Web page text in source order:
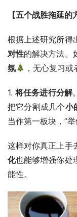
【五个战胜拖延的
根据上述研究所得
对性的解决方法。
氛
，无心复习
1. 将任务进行分解
把它分割成几个小
当作第一板块，”举
这样对你真正上手
化也能够增强你处
能性。